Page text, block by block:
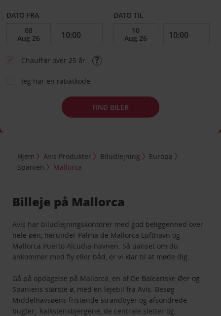
DATO FRA DATO TIL
Chauffør over 25 år
Jeg har en rabatkode
FIND BILER
Hjem Avis Produkter Biludlejning
Europa
Spanien
Mallorca
Billeje på Mallorca
Avis har biludlejningskontorer med god beliggenhed over
hele øen, herunder Palma de Mallorca Lufthavn og
Mallorca Puerto Alcudia-havnen. Så uanset om du
ankommer med fly eller båd, er vi klar til at møde dig.
Gå på opdagelse på Mallorca, en af De Baleariske Øer og
Spaniens største ø, med en lejebil fra Avis. Besøg
Middelhavsøens fristende strandbyer og afsondrede
bugter, kalkstensbjergene, de centrale sletter og